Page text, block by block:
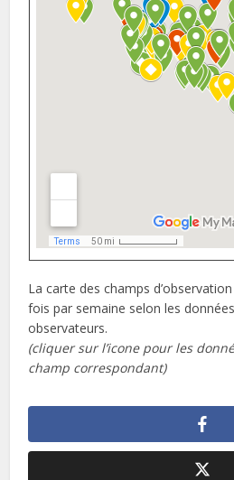
La carte des champs
fois par semaine selon les
observateurs.
(cliquer sur l’icone pour les
champ correspondant)